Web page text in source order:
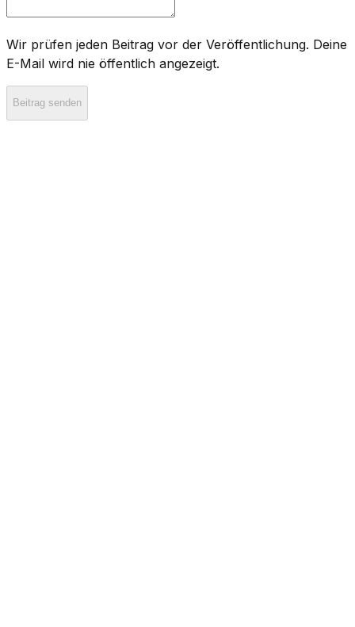
Wir prüfen jeden Beitrag vor der Veröffentlichung. Deine
E-Mail wird nie öffentlich angezeigt.
Beitrag senden